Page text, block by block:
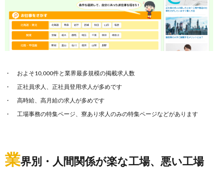
およそ10,000件と業界最多規模の掲載求人数
正社員求人、正社員登用求人が多めです
高時給、高月給の求人が多めです
工場事務の特集ページ、寮あり求人のみの特集ページなどがあります
業界別・人間関係が楽な工場、悪い工場